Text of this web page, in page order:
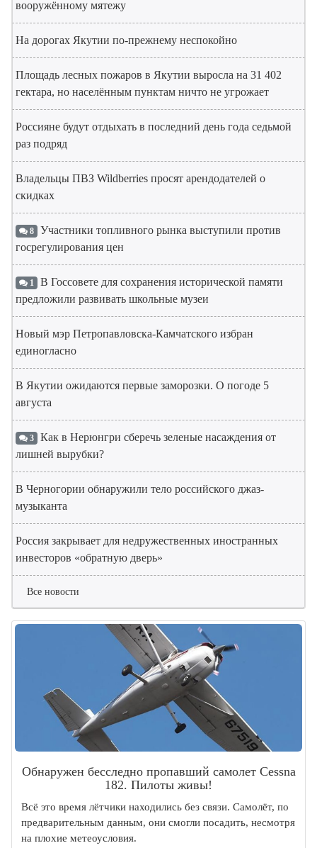
вооружённому мятежу
На дорогах Якутии по-прежнему неспокойно
Площадь лесных пожаров в Якутии выросла на 31 402
гектара, но населённым пунктам ничто не угрожает
Россияне будут отдыхать в последний день года седьмой
раз подряд
Владельцы ПВЗ Wildberries просят арендодателей о
скидках
8 Участники топливного рынка выступили против
госрегулирования цен
1 В Госсовете для сохранения исторической памяти
предложили развивать школьные музеи
Новый мэр Петропавловска-Камчатского избран
единогласно
В Якутии ожидаются первые заморозки. О погоде 5
августа
3 Как в Нерюнгри сберечь зеленые насаждения от
лишней вырубки?
В Черногории обнаружили тело российского джаз-
музыканта
Россия закрывает для недружественных иностранных
инвесторов «обратную дверь»
Все новости
Обнаружен бесследно пропавший самолет Cessna
182. Пилоты живы!
Всё это время лётчики находились без связи. Самолёт, по
предварительным данным, они смогли посадить, несмотря
на плохие метеоусловия.